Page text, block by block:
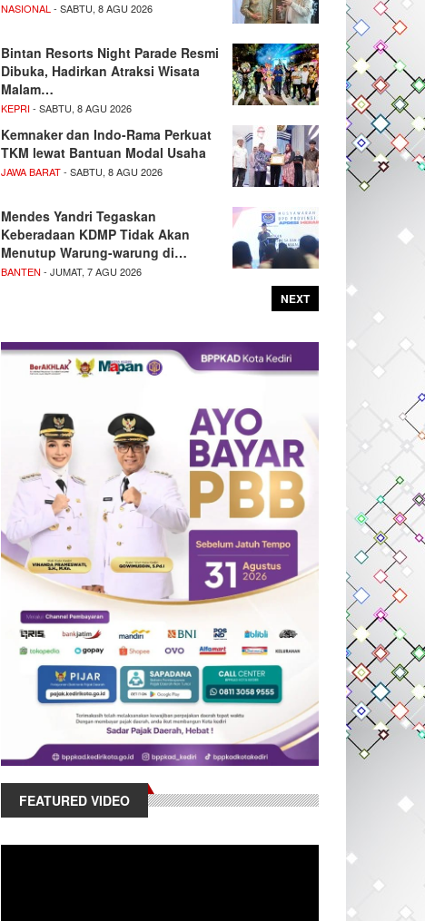
NASIONAL - SABTU, 8 AGU 2026
Bintan Resorts Night Parade Resmi
Dibuka, Hadirkan Atraksi Wisata
Malam…
KEPRI- SABTU, 8 AGU 2026
Kemnaker dan Indo-Rama Perkuat
TKM lewat Bantuan Modal Usaha
JAWA BARAT- SABTU, 8 AGU 2026
Mendes Yandri Tegaskan
Keberadaan KDMP Tidak Akan
Menutup Warung-warung di…
BANTEN - JUMAT, 7 AGU 2026
NEXT
FEATURED VIDEO